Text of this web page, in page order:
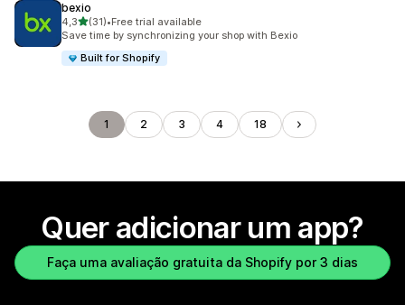
bexio
4,3de 5 estrelas
(31)
31 avaliações ao todo
•Free trial available
Save time by synchronizing your shop with Bexio
Built for Shopify
1 2 3 4 18
Quer adicionar um app?
Faça uma avaliação gratuita da Shopify por 3 dias